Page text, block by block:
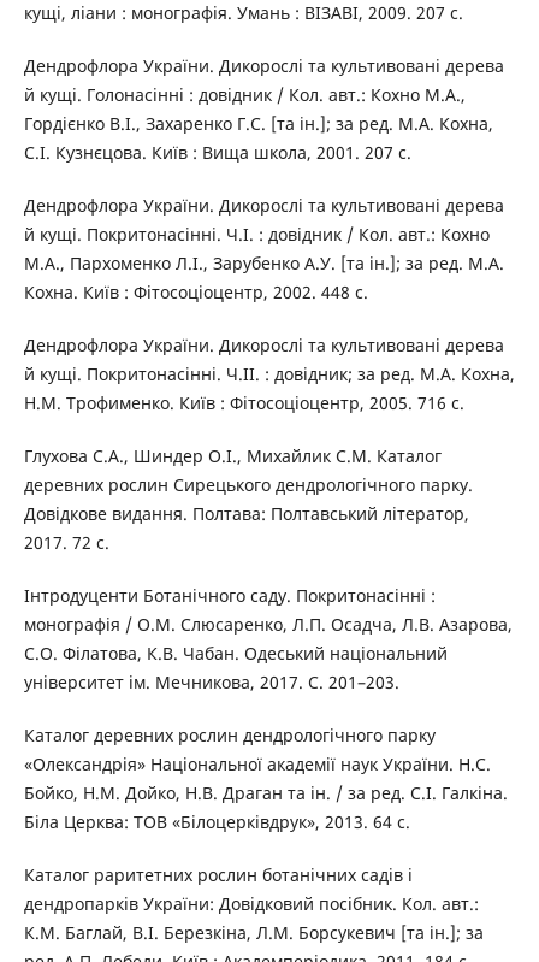
кущі, ліани : монографія. Умань : ВІЗАВІ, 2009. 207 с.
Дендрофлора України. Дикорослі та культивовані дерева
й кущі. Голонасінні : довідник / Кол. авт.: Кохно М.А.,
Гордієнко В.І., Захаренко Г.С. [та ін.]; за ред. М.А. Кохна,
С.І. Кузнєцова. Київ : Вища школа, 2001. 207 с.
Дендрофлора України. Дикорослі та культивовані дерева
й кущі. Покритонасінні. Ч.I. : довідник / Кол. авт.: Кохно
М.А., Пархоменко Л.І., Зарубенко А.У. [та ін.]; за ред. М.А.
Кохна. Київ : Фітосоціоцентр, 2002. 448 с.
Дендрофлора України. Дикорослі та культивовані дерева
й кущі. Покритонасінні. Ч.II. : довідник; за ред. М.А. Кохна,
Н.М. Трофименко. Київ : Фітосоціоцентр, 2005. 716 с.
Глухова С.А., Шиндер О.І., Михайлик С.М. Каталог
деревних рослин Сирецького дендрологічного парку.
Довідкове видання. Полтава: Полтавський літератор,
2017. 72 с.
Інтродуценти Ботанічного саду. Покритонасінні :
монографія / О.М. Слюсаренко, Л.П. Осадча, Л.В. Азарова,
С.О. Філатова, К.В. Чабан. Одеський національний
університет ім. Мечникова, 2017. С. 201–203.
Каталог деревних рослин дендрологічного парку
«Олександрія» Національної академії наук України. Н.С.
Бойко, Н.М. Дойко, Н.В. Драган та ін. / за ред. С.І. Галкіна.
Біла Церква: ТОВ «Білоцерківдрук», 2013. 64 с.
Каталог раритетних рослин ботанічних садів і
дендропарків України: Довідковий посібник. Кол. авт.:
К.М. Баглай, В.І. Березкіна, Л.М. Борсукевич [та ін.]; за